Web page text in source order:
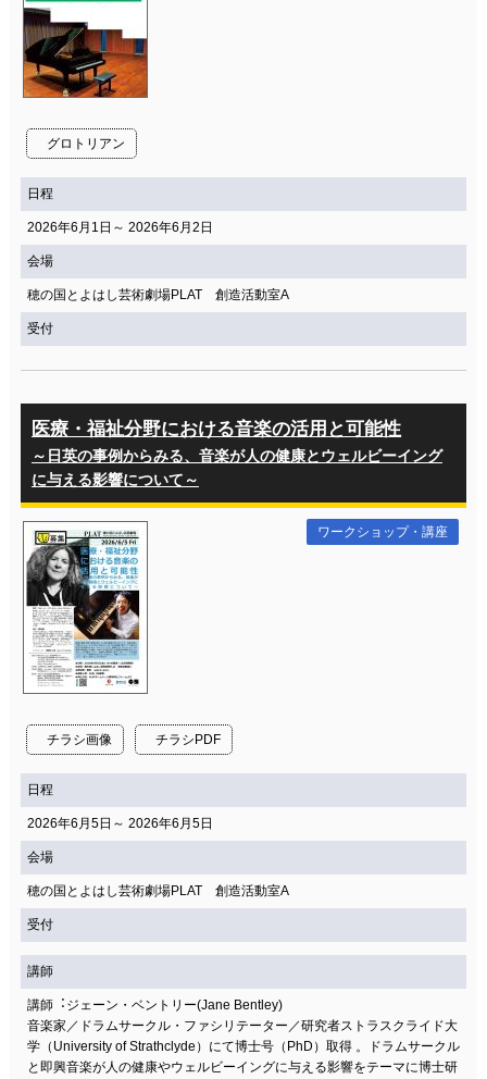
グロトリアン
日程
2026年6月1日～ 2026年6月2日
会場
穂の国とよはし芸術劇場PLAT 創造活動室A
受付
医療・福祉分野における音楽の活用と可能性
～日英の事例からみる、音楽が人の健康とウェルビーイング
に与える影響について～
チラシ画像 チラシPDF
ワークショップ・講座
日程
2026年6月5日～ 2026年6月5日
会場
穂の国とよはし芸術劇場PLAT 創造活動室A
受付
講師
講師︓ジェーン・ベントリー(Jane Bentley)
音楽家／ドラムサークル・ファシリテーター／研究者ストラスクライド大
学（University of Strathclyde）にて博士号（PhD）取得 。ドラムサークル
と即興音楽が人の健康やウェルビーイングに与える影響をテーマに博士研